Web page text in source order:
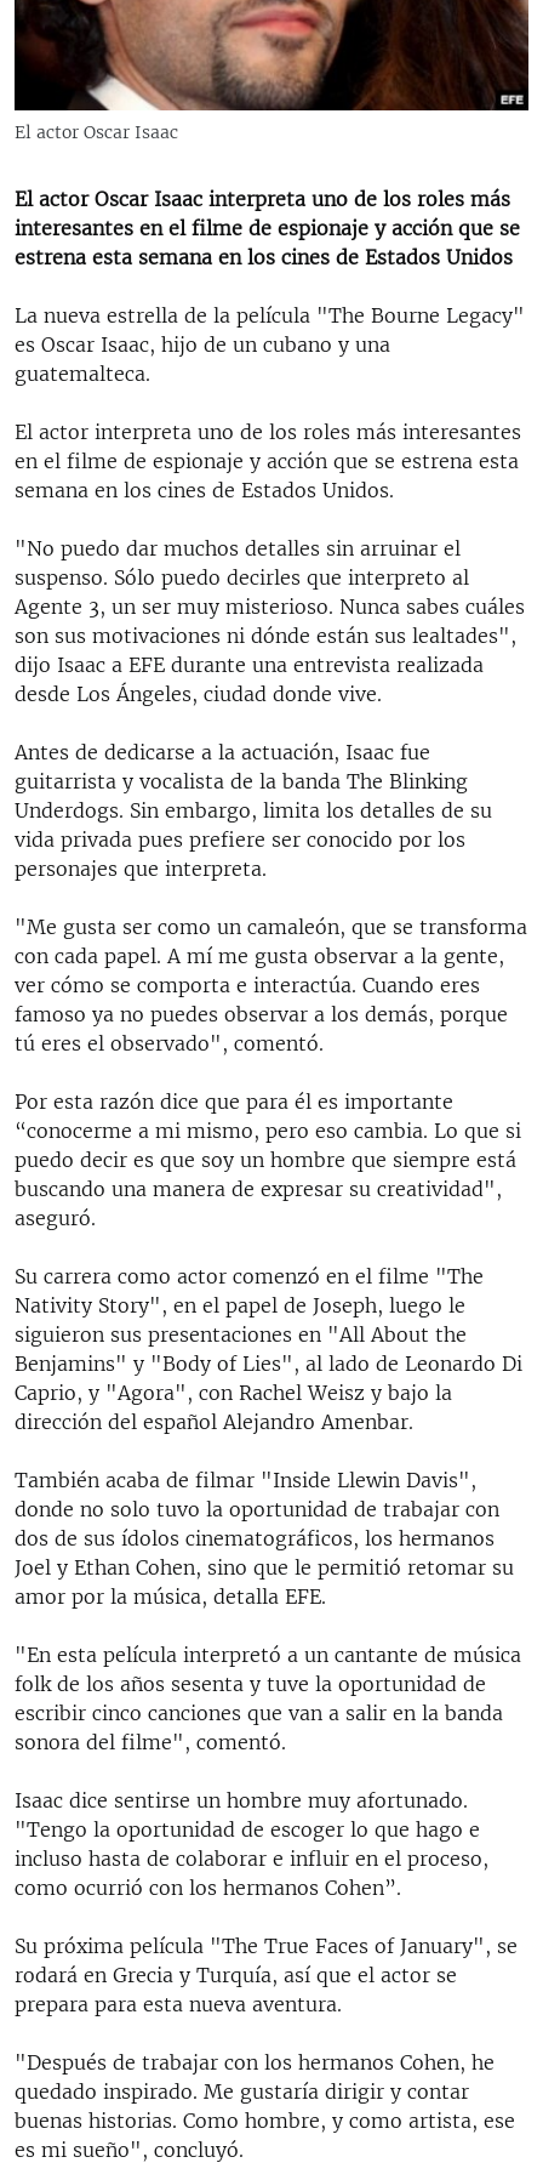
RADIO MARTÍ
ESPECIALES
ESPECIALES
SER VIEJO EN CUBA
KENTU-CUBANO
DESINFORMACIÓN RUSA EN AMÉRICA LATINA
LA INVASIÓN DE RUSIA A UCRANIA
MULTIMEDIA
SÍGUENOS
El actor Oscar Isaac
El actor Oscar Isaac interpreta uno de los roles más
interesantes en el filme de espionaje y acción que se
estrena esta semana en los cines de Estados Unidos
La nueva estrella de la película "The Bourne Legacy"
es Oscar Isaac, hijo de un cubano y una
guatemalteca.
El actor interpreta uno de los roles más interesantes
en el filme de espionaje y acción que se estrena esta
semana en los cines de Estados Unidos.
"No puedo dar muchos detalles sin arruinar el
suspenso. Sólo puedo decirles que interpreto al
Agente 3, un ser muy misterioso. Nunca sabes cuáles
son sus motivaciones ni dónde están sus lealtades",
dijo Isaac a EFE durante una entrevista realizada
desde Los Ángeles, ciudad donde vive.
Antes de dedicarse a la actuación, Isaac fue
guitarrista y vocalista de la banda The Blinking
Underdogs. Sin embargo, limita los detalles de su
vida privada pues prefiere ser conocido por los
personajes que interpreta.
"Me gusta ser como un camaleón, que se transforma
con cada papel. A mí me gusta observar a la gente,
ver cómo se comporta e interactúa. Cuando eres
famoso ya no puedes observar a los demás, porque
tú eres el observado", comentó.
Por esta razón dice que para él es importante
“conocerme a mi mismo, pero eso cambia. Lo que si
puedo decir es que soy un hombre que siempre está
buscando una manera de expresar su creatividad",
aseguró.
Su carrera como actor comenzó en el filme "The
Nativity Story", en el papel de Joseph, luego le
siguieron sus presentaciones en "All About the
Benjamins" y "Body of Lies", al lado de Leonardo Di
Caprio, y "Agora", con Rachel Weisz y bajo la
dirección del español Alejandro Amenbar.
También acaba de filmar "Inside Llewin Davis",
donde no solo tuvo la oportunidad de trabajar con
dos de sus ídolos cinematográficos, los hermanos
Joel y Ethan Cohen, sino que le permitió retomar su
amor por la música, detalla EFE.
"En esta película interpretó a un cantante de música
folk de los años sesenta y tuve la oportunidad de
escribir cinco canciones que van a salir en la banda
sonora del filme", comentó.
Isaac dice sentirse un hombre muy afortunado.
"Tengo la oportunidad de escoger lo que hago e
incluso hasta de colaborar e influir en el proceso,
como ocurrió con los hermanos Cohen”.
Su próxima película "The True Faces of January", se
rodará en Grecia y Turquía, así que el actor se
prepara para esta nueva aventura.
"Después de trabajar con los hermanos Cohen, he
quedado inspirado. Me gustaría dirigir y contar
buenas historias. Como hombre, y como artista, ese
es mi sueño", concluyó.